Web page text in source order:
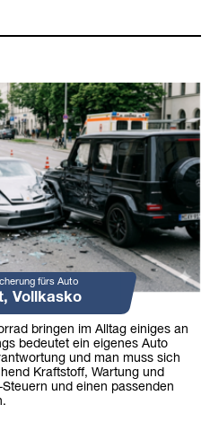
fürs Auto
Vollkasko
bringen im Alltag einiges an
bedeutet ein eigenes Auto
und man muss sich
Kraftstoff, Wartung und
und einen passenden